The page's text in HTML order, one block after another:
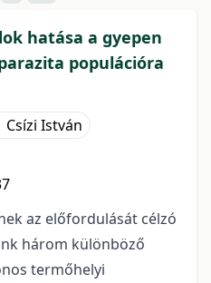
hatása a gyepen
populációra
Csízi István
az előfordulását célzó
három különböző
termőhelyi